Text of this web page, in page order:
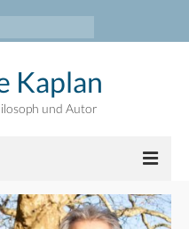
Kaplan
und Autor